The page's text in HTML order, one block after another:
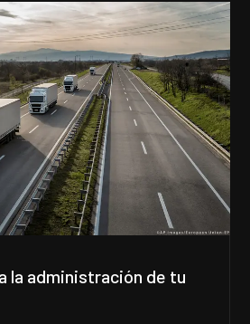
la administración de tu